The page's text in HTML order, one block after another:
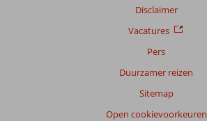
Disclaimer
Vacatures
Pers
Duurzamer reizen
Sitemap
Open cookievoorkeuren